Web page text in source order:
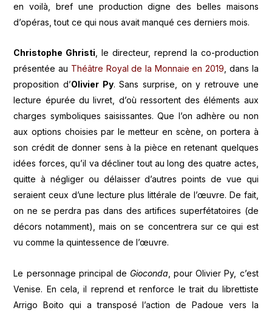
en voilà, bref une production digne des belles maisons
d’opéras, tout ce qui nous avait manqué ces derniers mois.
Christophe Ghristi, le directeur, reprend la co-production
présentée au Théâtre Royal de la Monnaie en 2019, dans la
proposition d’Olivier Py. Sans surprise, on y retrouve une
lecture épurée du livret, d’où ressortent des éléments aux
charges symboliques saisissantes. Que l’on adhère ou non
aux options choisies par le metteur en scène, on portera à
son crédit de donner sens à la pièce en retenant quelques
idées forces, qu’il va décliner tout au long des quatre actes,
quitte à négliger ou délaisser d’autres points de vue qui
seraient ceux d’une lecture plus littérale de l’œuvre. De fait,
on ne se perdra pas dans des artifices superfétatoires (de
décors notamment), mais on se concentrera sur ce qui est
vu comme la quintessence de l’œuvre.
Le personnage principal de Gioconda , pour Olivier Py, c’est
Venise. En cela, il reprend et renforce le trait du librettiste
Arrigo Boito qui a transposé l’action de Padoue vers la